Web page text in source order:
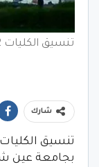
شارك
بجامعة عين